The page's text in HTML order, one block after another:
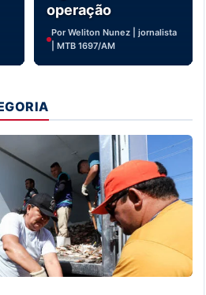
operação
Por Weliton Nunez | jornalista
| MTB 1697/AM